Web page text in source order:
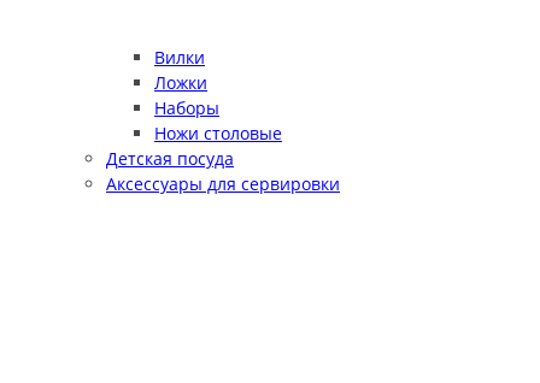
Вилки
Ложки
Наборы
Ножи столовые
Детская посуда
Аксессуары для сервировки